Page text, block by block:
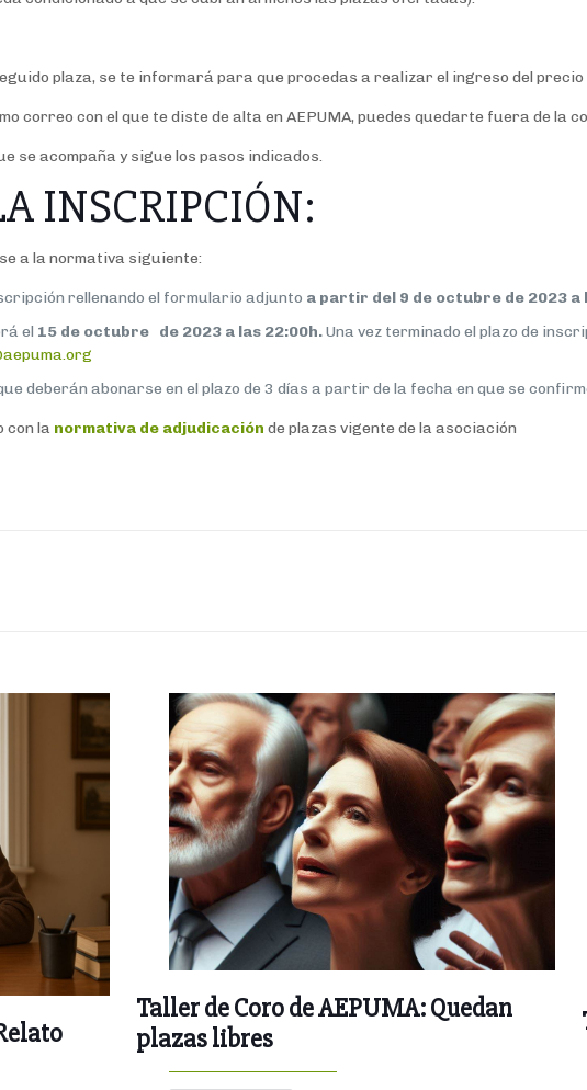
plaza, se te informará para que procedas a realizar el ingreso del precio
correo con el que te diste de alta en AEPUMA, puedes quedarte fuera de la
se acompaña y sigue los pasos indicados.
INSCRIPCIÓN:
a la normativa siguiente:
rellenando el formulario adjunto a partir del 9 de octubre de 2023 a
el 15 de octubre de 2023 a las 22:00h.Una vez terminado el plazo de
deberán abonarse en el plazo de 3 días a partir de la fecha en que se
con la normativa de adjudicación de plazas vigente de la asociación
Taller de Coro de AEPUMA: Quedan
plazas libres